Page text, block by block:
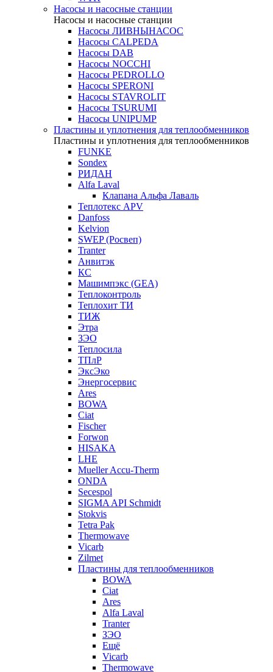
Насосы и насосные станции
Насосы и насосные станции
Насосы ЛИВНЫНАСОС
Насосы CALPEDA
Насосы DAB
Насосы NOCCHI
Насосы PEDROLLO
Насосы SPERONI
Насосы STAVROLIT
Насосы TSURUMI
Насосы UNIPUMP
Пластины и уплотнения для теплообменников
Пластины и уплотнения для теплообменников
FUNKE
Sondex
РИДАН
Alfa Laval
Клапана Альфа Лаваль
Теплотекс APV
Danfoss
Kelvion
SWEP (Росвеп)
Tranter
Анвитэк
КС
Машимпэкс (GEA)
Теплоконтроль
Теплохит ТИ
ТИЖ
Этра
ЗЭО
Теплосила
ТПлР
ЭксЭко
Энергосервис
Ares
BOWA
Ciat
Fischer
Forwon
HISAKA
LHE
Mueller Accu-Therm
ONDA
Secespol
SIGMA API Schmidt
Stokvis
Tetra Pak
Thermowave
Vicarb
Zilmet
Пластины для теплообменников
BOWA
Ciat
Ares
Alfa Laval
Tranter
ЗЭО
Ещё
Vicarb
Thermowave